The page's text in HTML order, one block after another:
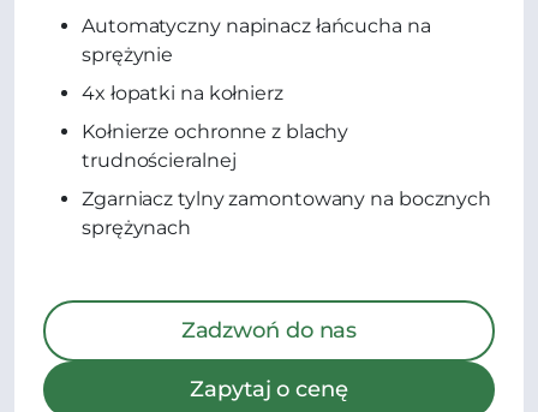
Automatyczny napinacz łańcucha na
sprężynie
4x łopatki na kołnierz
Kołnierze ochronne z blachy
trudnościeralnej
Zgarniacz tylny zamontowany na bocznych
sprężynach
Zadzwoń do nas
Zapytaj o cenę